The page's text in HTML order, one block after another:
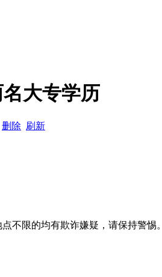
大专学历
删除 刷新
不限的均有欺诈嫌疑，请保持警惕。